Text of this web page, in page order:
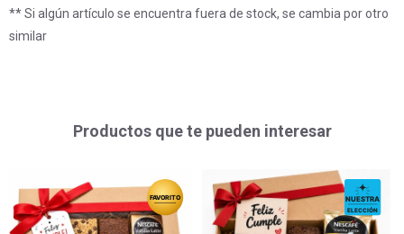
** Si algún artículo se encuentra fuera de stock, se cambia por otro
similar
Productos que te pueden interesar